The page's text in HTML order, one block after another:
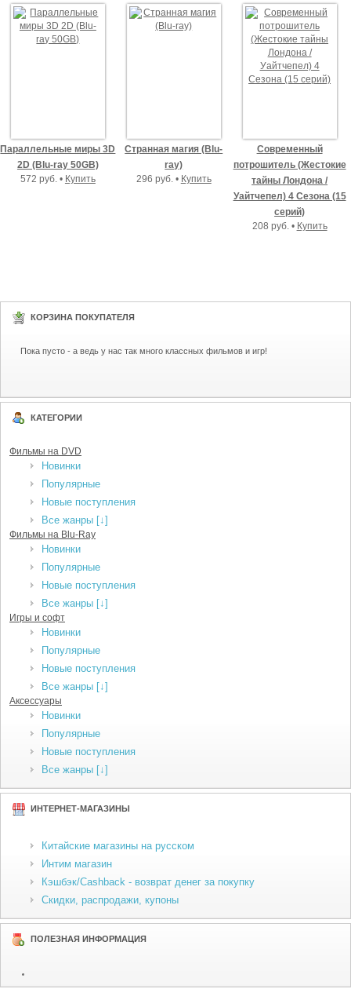
КОРЗИНА ПОКУПАТЕЛЯ
Пока пусто - а ведь у нас так много классных фильмов и игр!
КАТЕГОРИИ
Фильмы на DVD
Новинки
Популярные
Новые поступления
Все жанры [↓]
Фильмы на Blu-Ray
Новинки
Популярные
Новые поступления
Все жанры [↓]
Игры и софт
Новинки
Популярные
Новые поступления
Все жанры [↓]
Аксессуары
Новинки
Популярные
Новые поступления
Все жанры [↓]
ИНТЕРНЕТ-МАГАЗИНЫ
Китайские магазины на русском
Интим магазин
Кэшбэк/Cashback - возврат денег за покупку
Скидки, распродажи, купоны
ПОЛЕЗНАЯ ИНФОРМАЦИЯ
Параллельные миры 3D
2D (Blu-ray 50GB)
572 руб. • Купить
Странная магия (Blu-
ray)
296 руб. • Купить
Современный
потрошитель (Жестокие
тайны Лондона /
Уайтчепел) 4 Сезона (15
серий)
208 руб. • Купить